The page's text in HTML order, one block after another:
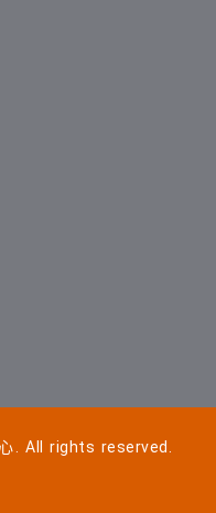
. All rights reserved.